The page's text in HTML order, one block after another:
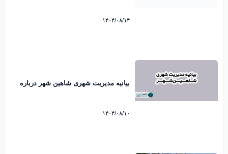
۱۴۰۴/۰۸/۱۴
بیانیه مدیریت شهری شاهین شهر درباره
۱۴۰۴/۰۸/۱۰